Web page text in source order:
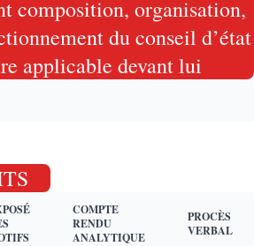
composition, organisation,
du conseil d’état
applicable devant lui
COMPTE
RENDU
ANALYTIQUE
PROCÈS
VERBAL